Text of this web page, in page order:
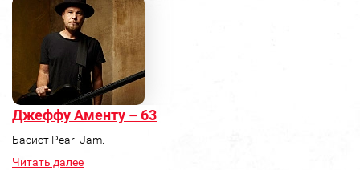
Джеффу Аменту – 63
Басист Pearl Jam.
Читать далее